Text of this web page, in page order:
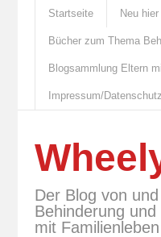
Startseite Neu hier
Bücher zum Thema
Blogsammlung Eltern
Impressum/Datenschutz
Der Blog von
Behinderung
mit Familienleben